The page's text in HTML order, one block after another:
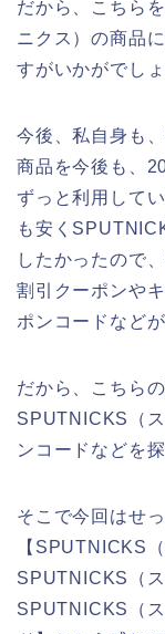
だから、こちら
ニクス）の商品
すがいかがでし
今後、私自身も
商品を今後も、
ずっと利用して
も安く
したかったので
割引クーポンや
ポンコードなど
だから、こちら
SPUTNICKS（
ンコードなどを
そこで今回はせ
【SPUTNICKS
SPUTNICKS（
SPUTNICKS（